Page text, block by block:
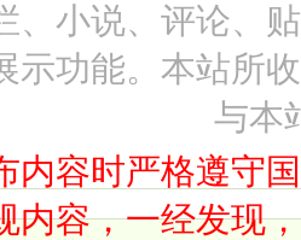
、小说、评论、
示功能。本站所
与本
内容时严格遵守
内容，一经发现